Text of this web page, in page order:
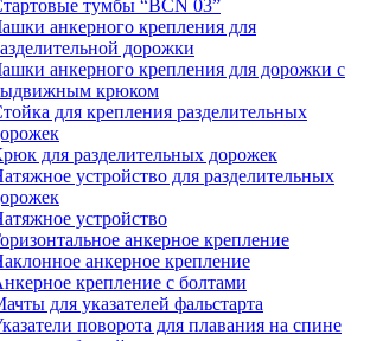
тумбы “BCN 03”
анкерного крепления для
дорожки
анкерного крепления для дорожки с
крюком
для крепления разделительных
для разделительных дорожек
устройство для разделительных
устройство
анкерное крепление
анкерное крепление
крепление с болтами
для указателей фальстарта
поворота для плавания на спине